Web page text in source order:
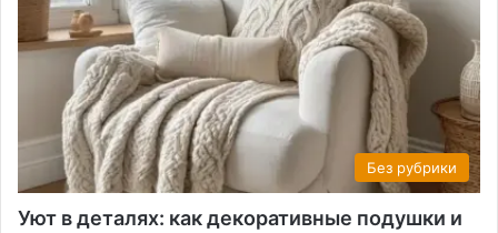
Без рубрики
Уют в деталях: как декоративные подушки и